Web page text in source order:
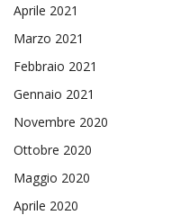
Aprile 2021
Marzo 2021
Febbraio 2021
Gennaio 2021
Novembre 2020
Ottobre 2020
Maggio 2020
Aprile 2020